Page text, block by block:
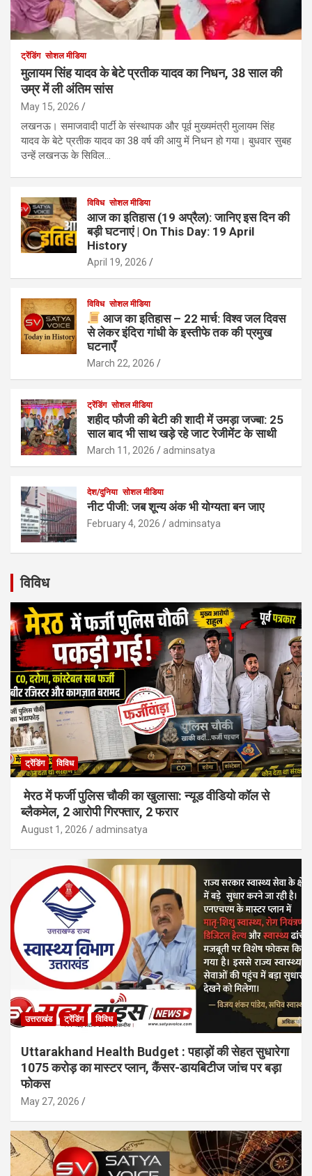
ट्रेंडिंग सोशल मीडिया
मुलायम सिंह यादव के बेटे प्रतीक यादव का निधन, 38 साल की
उम्र में ली अंतिम सांस
May 15, 2026
लखनऊ। समाजवादी पार्टी के संस्थापक और पूर्व मुख्यमंत्री मुलायम सिंह
यादव के बेटे प्रतीक यादव का 38 वर्ष की आयु में निधन हो गया। बुधवार सुबह
उन्हें लखनऊ के सिविल…
विविध सोशल मीडिया
आज का इतिहास (19 अप्रैल): जानिए इस दिन की
बड़ी घटनाएं | On This Day: 19 April
History
April 19, 2026
विविध सोशल मीडिया
आज का इतिहास – 22 मार्च: विश्व जल दिवस
से लेकर इंदिरा गांधी के इस्तीफे तक की प्रमुख
घटनाएँ
March 22, 2026
ट्रेंडिंग सोशल मीडिया
शहीद फौजी की बेटी की शादी में उमड़ा जज्बा: 25
साल बाद भी साथ खड़े रहे जाट रेजीमेंट के साथी
March 11, 2026 adminsatya
देश/दुनिया सोशल मीडिया
नीट पीजी: जब शून्य अंक भी योग्यता बन जाए
February 4, 2026 adminsatya
विविध
ट्रेंडिंग विविध
मेरठ में फर्जी पुलिस चौकी का खुलासा: न्यूड वीडियो कॉल से
ब्लैकमेल, 2 आरोपी गिरफ्तार, 2 फरार
August 1, 2026 adminsatya
उत्तराखंड ट्रेंडिंग विविध
Uttarakhand Health Budget : पहाड़ों की सेहत सुधारेगा
1075 करोड़ का मास्टर प्लान, कैंसर-डायबिटीज जांच पर बड़ा
फोकस
May 27, 2026